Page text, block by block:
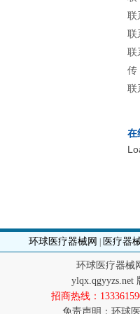
联
联
联
联
在
环球医疗器械网 医疗器
环球医疗器械
ylqx.qgyyzs.net
招商热线：
免责声明：环球